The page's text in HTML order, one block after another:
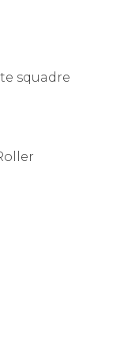
squadre